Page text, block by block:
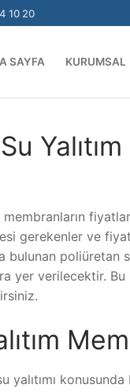
10 20
SAYFA KURUMSAL
membranların
gerekenler ve
poliüretan
yer verilecektir. Bu
yalıtımı